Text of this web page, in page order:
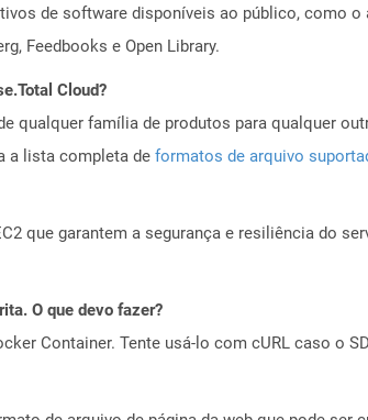
de software disponíveis ao público, como
Feedbooks e Open Library.
Cloud?
família de produtos para qualquer
a lista completa de formatos de arquivo
que garantem a segurança e resiliência do
O que devo fazer?
Container. Tente usá-lo com cURL caso o